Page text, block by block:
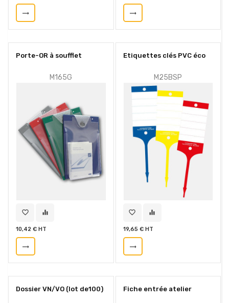
trending_flat trending_flat
Porte-OR à soufflet
M165G
favorite_border equalizer
10,42 € HT
trending_flat
Etiquettes clés PVC éco
M25BSP
favorite_border equalizer
19,65 € HT
trending_flat
Dossier VN/VO (lot de100) Fiche entrée atelier